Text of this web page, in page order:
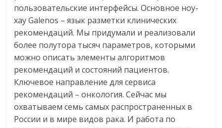
пользовательские интерфейсы. Основное ноу-
хау Galenos – язык разметки клинических
рекомендаций. Мы придумали и реализовали
более полутора тысяч параметров, которыми
можно описать элементы алгоритмов
рекомендаций и состояний пациентов.
Ключевое направление для сервиса
рекомендаций – онкология. Сейчас мы
охватываем семь самых распространенных в
России и в мире видов рака. И работа по